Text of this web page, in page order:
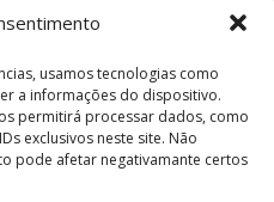
usamos tecnologias como
a informações do dispositivo.
permitirá processar dados, como
exclusivos neste site. Não
pode afetar negativamante certos
PARAÍBA